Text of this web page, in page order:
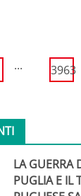
... 3963
LA GUERRA
PUGLIA E IL